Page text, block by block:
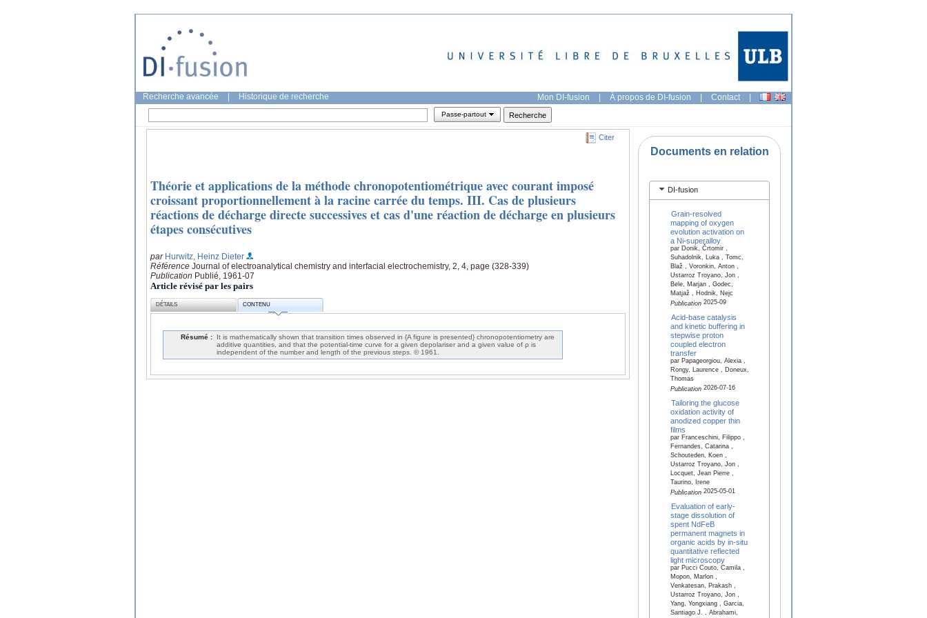
Recherche avancée Historique de recherche Mon DI-fusion | À propos de DI-fusion | Contact |
Passe-partout
Citer
Théorie et applications de la méthode chronopotentiométrique avec courant imposé
croissant proportionnellement à la racine carrée du temps. III. Cas de plusieurs
réactions de décharge directe successives et cas d'une réaction de décharge en plusieurs
étapes consécutives
par Hurwitz, Heinz Dieter
Référence Journal of electroanalytical chemistry and interfacial electrochemistry, 2, 4, page (328-339)
Publication Publié, 1961-07
Article révisé par les pairs
DÉTAILS CONTENU
Résumé :
It is mathematically shown that transition times observed in {A figure is presented} chronopotentiometry are
additive quantities, and that the potential-time curve for a given depolariser and a given value of ρ is
independent of the number and length of the previous steps. © 1961.
Documents en relation
DI-fusion
Grain-resolved
mapping of oxygen
evolution activation on
a Ni-superalloy
par Donik, Črtomir ,
Suhadolnik, Luka , Tomc,
Blaž , Voronkin, Anton ,
Ustarroz Troyano, Jon ,
Bele, Marjan , Godec,
Matjaž , Hodnik, Nejc
Publication2025-09
Acid-base catalysis
and kinetic buffering in
stepwise proton
coupled electron
transfer
par Papageorgiou, Alexia ,
Rongy, Laurence , Doneux,
Thomas
Publication2026-07-16
Tailoring the glucose
oxidation activity of
anodized copper thin
films
par Franceschini, Filippo ,
Fernandes, Catarina ,
Schouteden, Koen ,
Ustarroz Troyano, Jon ,
Locquet, Jean Pierre ,
Taurino, Irene
Publication2025-05-01
Evaluation of early-
stage dissolution of
spent NdFeB
permanent magnets in
organic acids by in-situ
quantitative reflected
light microscopy
par Pucci Couto, Camila ,
Mopon, Marlon ,
Venkatesan, Prakash ,
Ustarroz Troyano, Jon ,
Yang, Yongxiang , Garcia,
Santiago J. , Abrahami,